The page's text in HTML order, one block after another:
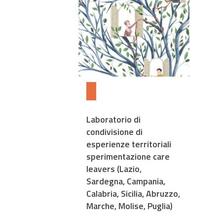
Laboratorio di
condivisione di
esperienze territoriali
sperimentazione care
leavers (Lazio,
Sardegna, Campania,
Calabria, Sicilia, Abruzzo,
Marche, Molise, Puglia)